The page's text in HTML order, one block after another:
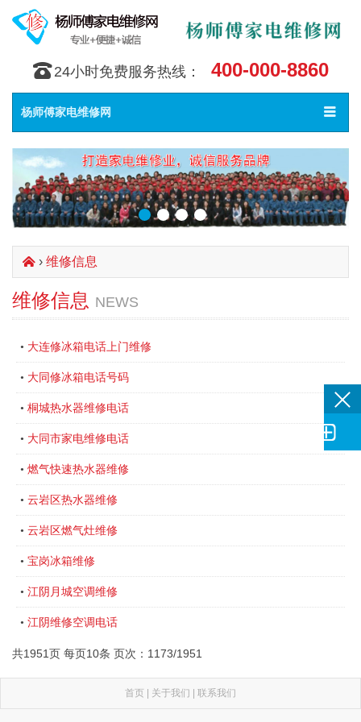
󰇯 24小时免费服务热线： 400-000-8860
Toggle
󰀥
杨师傅家电维修网
󰄫 › 维修信息
维修信息 NEWS
• 大连修冰箱电话上门维修
• 大同修冰箱电话号码
• 桐城热水器维修电话
• 大同市家电维修电话
• 燃气快速热水器维修
• 云岩区热水器维修
• 云岩区燃气灶维修
• 宝岗冰箱维修
• 江阴月城空调维修
• 江阴维修空调电话
共1951页 每页10条 页次：1173/1951
首页 | 关于我们 | 联系我们
